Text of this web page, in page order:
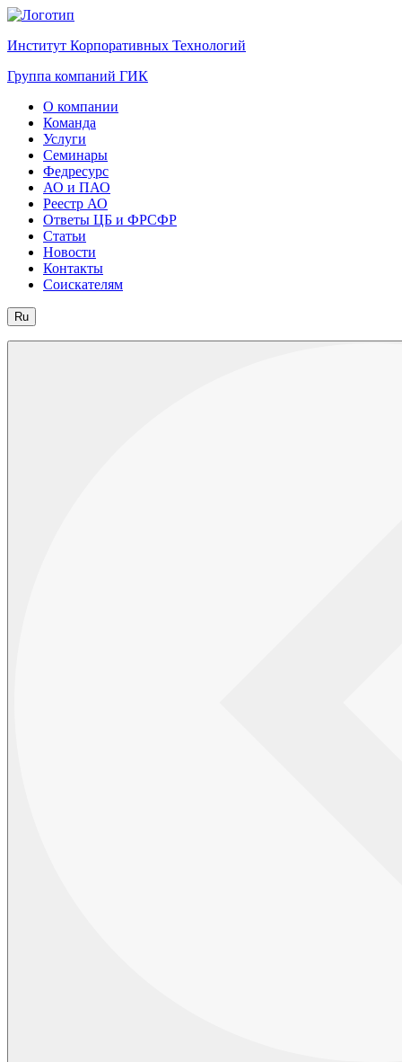
Институт Корпоративных Технологий
Группа компаний ГИК
О компании
Команда
Услуги
Семинары
Федресурс
АО и ПАО
Реестр АО
Ответы ЦБ и ФРСФР
Статьи
Новости
Контакты
Соискателям
Ru